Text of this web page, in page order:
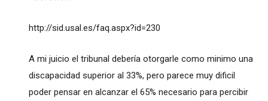
http://sid.usal.es/faq.aspx?id=230
A mi juicio el tribunal debería otorgarle como minimo una
discapacidad superior al 33%, pero parece muy dificil
poder pensar en alcanzar el 65% necesario para percibir